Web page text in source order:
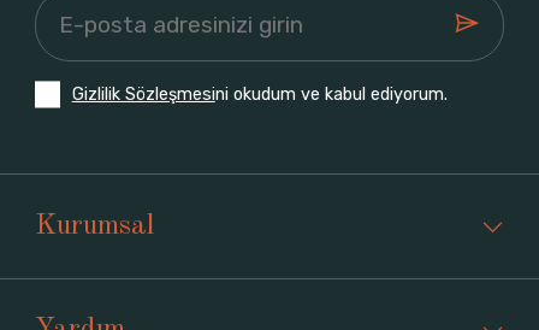
Gizlilik Sözleşmesini okudum ve kabul ediyorum.
Kurumsal